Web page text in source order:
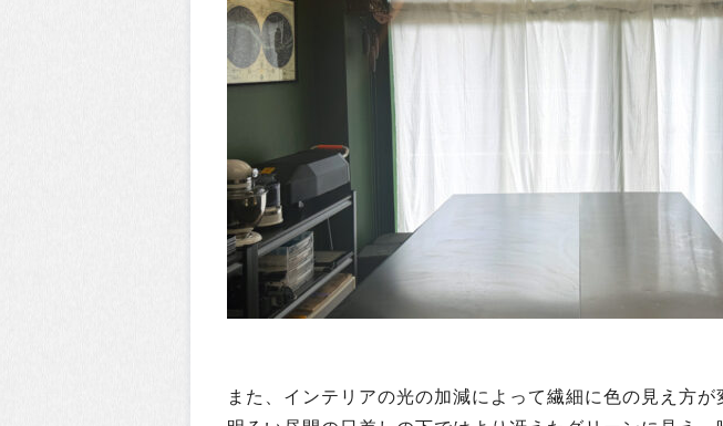
また、インテリアの光の加減によって繊細に色の見え方が